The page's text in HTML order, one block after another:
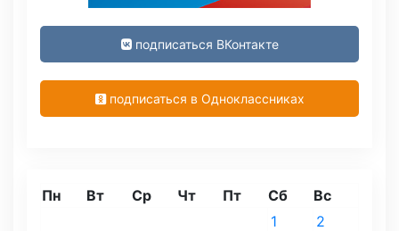
подписаться ВКонтакте
подписаться в Одноклассниках
Пн Вт Ср Чт Пт Сб Вс
1
2